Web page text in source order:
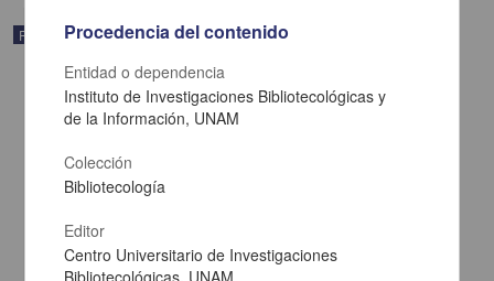
Publicación editorial
Procedencia del contenido
Entidad o dependencia
Instituto de Investigaciones Bibliotecológicas y
de la Información, UNAM
Colección
Bibliotecología
Editor
Centro Universitario de Investigaciones